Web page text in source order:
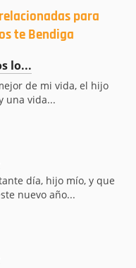
para
te Bendiga
lo...
de mi vida, el hijo
una vida...
día, hijo mío, y que
nuevo año...